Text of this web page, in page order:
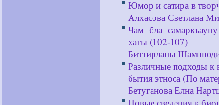
Юмор и сатира в
Алхасова Светлана
Чам бла
хаты (102-107)
Биттирланы
Различные подходы к
бытия этноса (По
Бетуганова Елна
Новые сведения к